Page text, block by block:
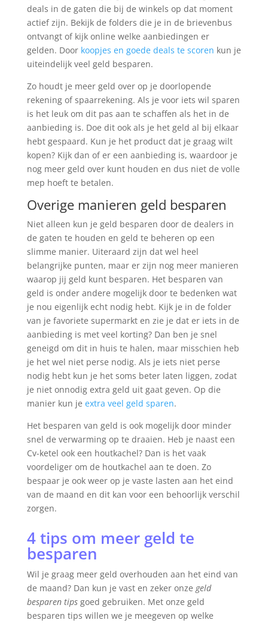
deals in de gaten die bij de winkels op dat moment
actief zijn. Bekijk de folders die je in de brievenbus
ontvangt of kijk online welke aanbiedingen er
gelden. Door koopjes en goede deals te scoren kun je
uiteindelijk veel geld besparen.
Zo houdt je meer geld over op je doorlopende
rekening of spaarrekening. Als je voor iets wil sparen
is het leuk om dit pas aan te schaffen als het in de
aanbieding is. Doe dit ook als je het geld al bij elkaar
hebt gespaard. Kun je het product dat je graag wilt
kopen? Kijk dan of er een aanbieding is, waardoor je
nog meer geld over kunt houden en dus niet de volle
mep hoeft te betalen.
Overige manieren geld besparen
Niet alleen kun je geld besparen door de dealers in
de gaten te houden en geld te beheren op een
slimme manier. Uiteraard zijn dat wel heel
belangrijke punten, maar er zijn nog meer manieren
waarop jij geld kunt besparen. Het besparen van
geld is onder andere mogelijk door te bedenken wat
je nou eigenlijk echt nodig hebt. Kijk je in de folder
van je favoriete supermarkt en zie je dat er iets in de
aanbieding is met veel korting? Dan ben je snel
geneigd om dit in huis te halen, maar misschien heb
je het wel niet perse nodig. Als je iets niet perse
nodig hebt kun je het soms beter laten liggen, zodat
je niet onnodig extra geld uit gaat geven. Op die
manier kun je extra veel geld sparen.
Het besparen van geld is ook mogelijk door minder
snel de verwarming op te draaien. Heb je naast een
Cv-ketel ook een houtkachel? Dan is het vaak
voordeliger om de houtkachel aan te doen. Zo
bespaar je ook weer op je vaste lasten aan het eind
van de maand en dit kan voor een behoorlijk verschil
zorgen.
4 tips om meer geld te
besparen
Wil je graag meer geld overhouden aan het eind van
de maand? Dan kun je vast en zeker onze geld
besparen tipsgoed gebruiken. Met onze geld
besparen tips willen we je meegeven op welke